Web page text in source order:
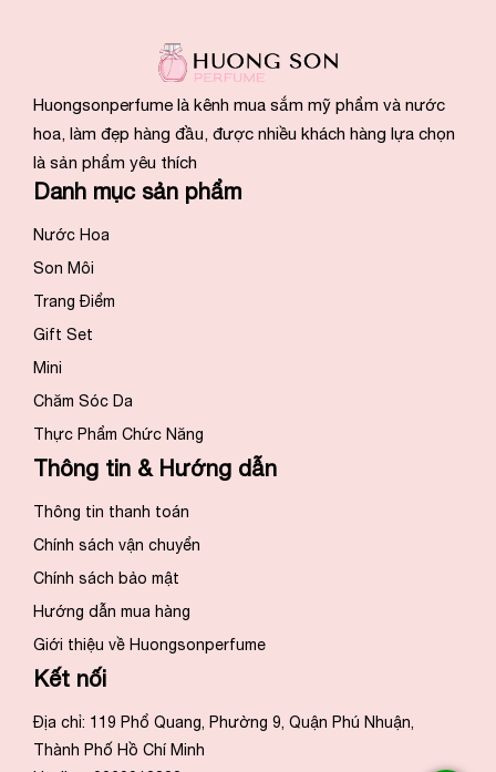
Huongsonperfume là kênh mua sắm mỹ phẩm và nước
hoa, làm đẹp hàng đầu, được nhiều khách hàng lựa chọn
là sản phẩm yêu thích
Danh mục sản phẩm
Nước Hoa
Son Môi
Trang Điểm
Gift Set
Mini
Chăm Sóc Da
Thực Phẩm Chức Năng
Thông tin & Hướng dẫn
Thông tin thanh toán
Chính sách vận chuyển
Chính sách bảo mật
Hướng dẫn mua hàng
Giới thiệu về Huongsonperfume
Kết nối
Địa chỉ: 119 Phổ Quang, Phường 9, Quận Phú Nhuận,
Thành Phố Hồ Chí Minh